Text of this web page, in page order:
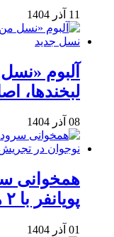
11 آذر 1404
آلبوم
لبخندها،
08 آذر 1404
همخوانی
پویانفر با ۲ هزار نوجوان در تجریش
01 آذر 1404